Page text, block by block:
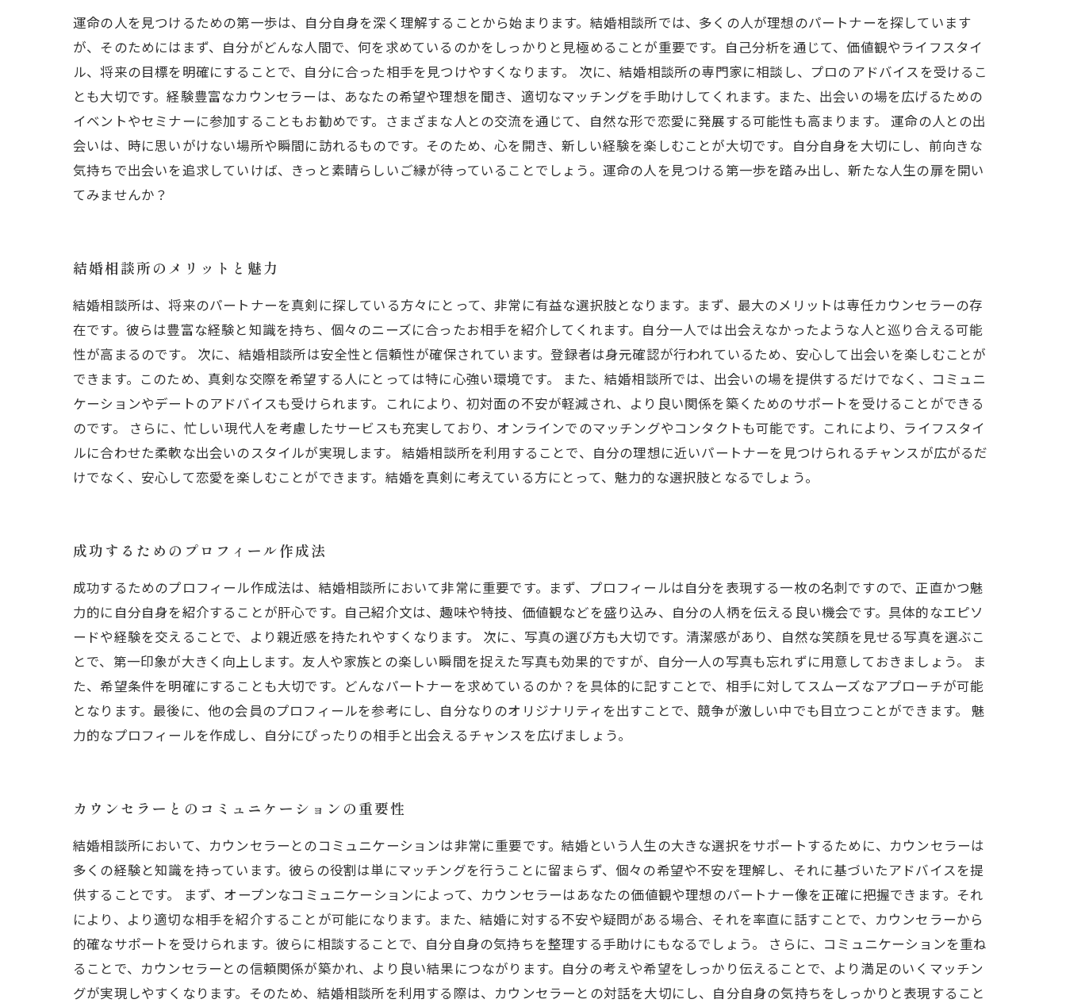
運命の人を見つけるための第一歩は、自分自身を深く理解することから始まります。結婚相談所では、多くの人が理想のパートナーを探しています
が、そのためにはまず、自分がどんな人間で、何を求めているのかをしっかりと見極めることが重要です。自己分析を通じて、価値観やライフスタイ
ル、将来の目標を明確にすることで、自分に合った相手を見つけやすくなります。 次に、結婚相談所の専門家に相談し、プロのアドバイスを受けるこ
とも大切です。経験豊富なカウンセラーは、あなたの希望や理想を聞き、適切なマッチングを手助けしてくれます。また、出会いの場を広げるための
イベントやセミナーに参加することもお勧めです。さまざまな人との交流を通じて、自然な形で恋愛に発展する可能性も高まります。 運命の人との出
会いは、時に思いがけない場所や瞬間に訪れるものです。そのため、心を開き、新しい経験を楽しむことが大切です。自分自身を大切にし、前向きな
気持ちで出会いを追求していけば、きっと素晴らしいご縁が待っていることでしょう。運命の人を見つける第一歩を踏み出し、新たな人生の扉を開い
てみませんか？
結婚相談所のメリットと魅力
結婚相談所は、将来のパートナーを真剣に探している方々にとって、非常に有益な選択肢となります。まず、最大のメリットは専任カウンセラーの存
在です。彼らは豊富な経験と知識を持ち、個々のニーズに合ったお相手を紹介してくれます。自分一人では出会えなかったような人と巡り合える可能
性が高まるのです。 次に、結婚相談所は安全性と信頼性が確保されています。登録者は身元確認が行われているため、安心して出会いを楽しむことが
できます。このため、真剣な交際を希望する人にとっては特に心強い環境です。 また、結婚相談所では、出会いの場を提供するだけでなく、コミュニ
ケーションやデートのアドバイスも受けられます。これにより、初対面の不安が軽減され、より良い関係を築くためのサポートを受けることができる
のです。 さらに、忙しい現代人を考慮したサービスも充実しており、オンラインでのマッチングやコンタクトも可能です。これにより、ライフスタイ
ルに合わせた柔軟な出会いのスタイルが実現します。 結婚相談所を利用することで、自分の理想に近いパートナーを見つけられるチャンスが広がるだ
けでなく、安心して恋愛を楽しむことができます。結婚を真剣に考えている方にとって、魅力的な選択肢となるでしょう。
成功するためのプロフィール作成法
成功するためのプロフィール作成法は、結婚相談所において非常に重要です。まず、プロフィールは自分を表現する一枚の名刺ですので、正直かつ魅
力的に自分自身を紹介することが肝心です。自己紹介文は、趣味や特技、価値観などを盛り込み、自分の人柄を伝える良い機会です。具体的なエピソ
ードや経験を交えることで、より親近感を持たれやすくなります。 次に、写真の選び方も大切です。清潔感があり、自然な笑顔を見せる写真を選ぶこ
とで、第一印象が大きく向上します。友人や家族との楽しい瞬間を捉えた写真も効果的ですが、自分一人の写真も忘れずに用意しておきましょう。 ま
た、希望条件を明確にすることも大切です。どんなパートナーを求めているのか？を具体的に記すことで、相手に対してスムーズなアプローチが可能
となります。最後に、他の会員のプロフィールを参考にし、自分なりのオリジナリティを出すことで、競争が激しい中でも目立つことができます。 魅
力的なプロフィールを作成し、自分にぴったりの相手と出会えるチャンスを広げましょう。
カウンセラーとのコミュニケーションの重要性
結婚相談所において、カウンセラーとのコミュニケーションは非常に重要です。結婚という人生の大きな選択をサポートするために、カウンセラーは
多くの経験と知識を持っています。彼らの役割は単にマッチングを行うことに留まらず、個々の希望や不安を理解し、それに基づいたアドバイスを提
供することです。 まず、オープンなコミュニケーションによって、カウンセラーはあなたの価値観や理想のパートナー像を正確に把握できます。それ
により、より適切な相手を紹介することが可能になります。また、結婚に対する不安や疑問がある場合、それを率直に話すことで、カウンセラーから
的確なサポートを受けられます。彼らに相談することで、自分自身の気持ちを整理する手助けにもなるでしょう。 さらに、コミュニケーションを重ね
ることで、カウンセラーとの信頼関係が築かれ、より良い結果につながります。自分の考えや希望をしっかり伝えることで、より満足のいくマッチン
グが実現しやすくなります。そのため、結婚相談所を利用する際は、カウンセラーとの対話を大切にし、自分自身の気持ちをしっかりと表現すること